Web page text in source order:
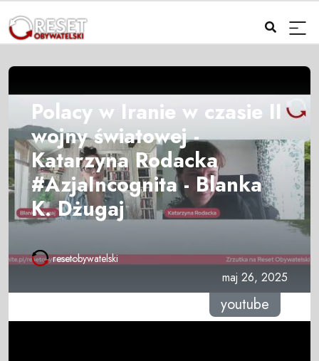
Polacy w Iranie w czasie II
wojny światowej -
Katarzyna Rodacka
#AzjaIncognita - Blanka
K. Dżugaj
resetobywatelski
maj 26, 2025
youtube